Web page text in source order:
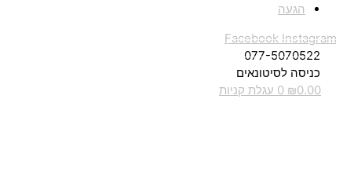
הגעה
Facebook Instagram
077-5070522
כניסה לסיטונאים
₪0.00
0 עגלת קניות